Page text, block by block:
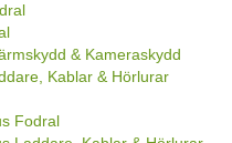
& Kameraskydd
Kablar & Hörlurar
Fodral